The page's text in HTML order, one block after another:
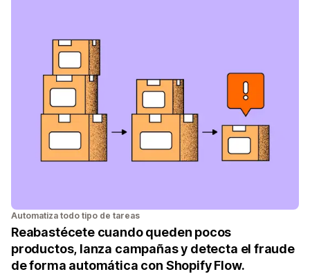
Automatiza todo tipo de tareas
Reabastécete cuando queden pocos
productos, lanza campañas y detecta el fraude
de forma automática con Shopify Flow.